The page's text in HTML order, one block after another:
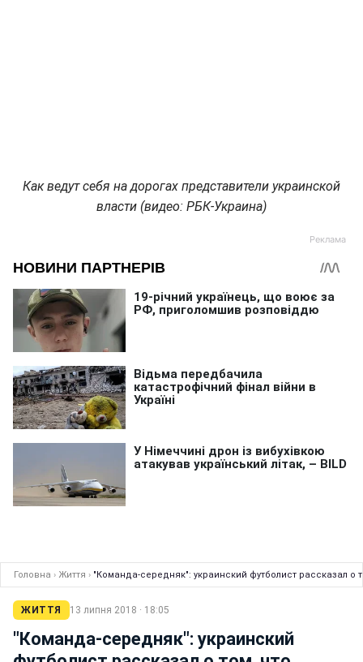
Как ведут себя на дорогах представители украинской
власти (видео: РБК-Украина)
Головна › Життя › "Команда-середняк": украинский футболист рассказал о
ЖИТТЯ 13 липня 2018 · 18:05
"Команда-середняк": украинский